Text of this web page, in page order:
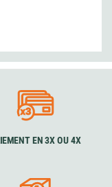
EN 3X OU 4X